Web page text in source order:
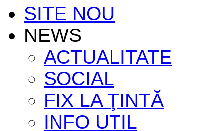
SITE NOU
NEWS
ACTUALITATE
SOCIAL
FIX LA ŢINTĂ
INFO UTIL